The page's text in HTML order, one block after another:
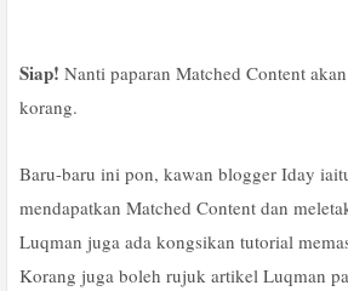
Siap! Nanti paparan Matched Content
korang.
Baru-baru ini pon, kawan blogger Iday
mendapatkan Matched Content dan
Luqman juga ada kongsikan tutorial
Korang juga boleh rujuk artikel Luqman